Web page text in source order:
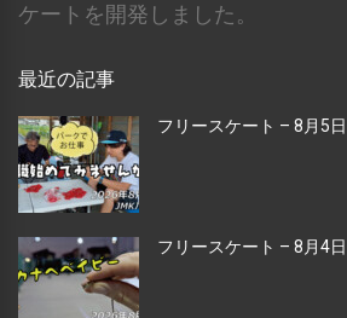
ケートを開発しました。
最近の記事
フリースケート – 8月5
フリースケート – 8月4